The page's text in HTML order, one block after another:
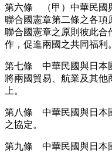
第六條 （甲）中華民國
聯合國憲章第二條之各
聯合國憲章之原則彼此合
作，促進兩國之共同福利。
第七條 中華民國與日本
將兩國貿易、航業及其他
上。
第八條 中華民國與日本
之協定。
第九條 中華民國與日本